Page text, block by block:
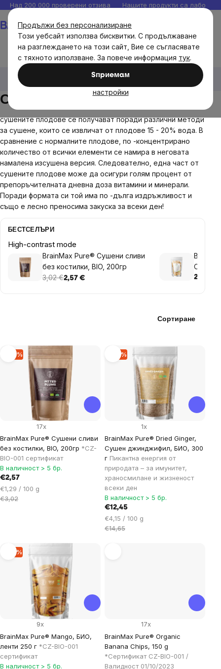
Продължи без персонализиране
Този уебсайт използва бисквитки. С продължаване
на разглеждането на този сайт, Вие се съгласявате
с тяхното използване. За повече информация тук.
Sпpиeмaм
настройки
Прескочи
към
съдържанието
Над 200 000 проверени отзива Нашите продукти са
Хранителни продукти Сушени плодове
плодове и зеленчуци
Сушени плодове и зеленчуци
сушените плодове се получават поради различни методи
за сушене, които се извличат от плодове 15 - 20% вода. В
сравнение с нормалните плодове, по -концентрирано
количество от всички елементи се намира в неговата
намалена изсушена версия. Следователно, една част от
сушените плодове може да осигури голям процент от
препоръчителната дневна доза витамини и минерали.
Поради формата си той има по -дълга издръжливост и
също е лесно преносима закуска за всеки ден!
БЕСТСЕЛЪРИ
High-contrast mode
BrainMax Pure® Cушени сливи
без костилки, BIO, 200гр
3,02 €2,57 €
Chips,
2,82 €
Сортиране
List
products
–14 %
BrainMax Pure® Cушени сливи
без костилки, BIO, 200гр *CZ-
BIO-001 сертификат
17x
В наличност > 5 бр.
€2,57
Цена
за
€1,29 / 100 g
€3,02
–15 %
BrainMax Pure® Dried Ginger,
Сушен джинджифил, БИО, 300
г Пикантна енергия от
природата – за имунитет,
храносмилане и жизненост
всеки ден
1x
В наличност > 5 бр.
€12,45
Цена
за
€4,15 / 100 g
€14,65
–15 %
BrainMax Pure® Mango, БИО,
ленти 250 г *CZ-BIO-001
сертификат
9x
В наличност > 5 бр.
BrainMax Pure® Organic
Banana Chips, 150 g
*Сертификат CZ-BIO-001 /
Валидност 01/10/2023
17x